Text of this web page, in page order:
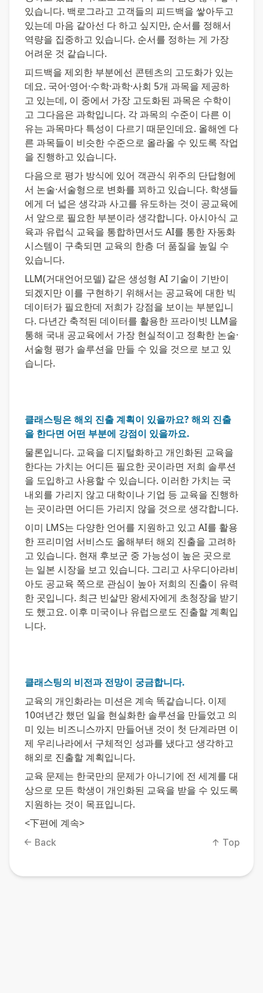
있습니다. 백로그라고 고객들의 피드백을 쌓아두고
있는데 마음 같아선 다 하고 싶지만, 순서를 정해서
역량을 집중하고 있습니다. 순서를 정하는 게 가장
어려운 것 같습니다.
피드백을 제외한 부분에선 콘텐츠의 고도화가 있는
데요. 국어·영어·수학·과학·사회 5개 과목을 제공하
고 있는데, 이 중에서 가장 고도화된 과목은 수학이
고 그다음은 과학입니다. 각 과목의 수준이 다른 이
유는 과목마다 특성이 다르기 때문인데요. 올해엔 다
른 과목들이 비슷한 수준으로 올라올 수 있도록 작업
을 진행하고 있습니다.
다음으로 평가 방식에 있어 객관식 위주의 단답형에
서 논술·서술형으로 변화를 꾀하고 있습니다. 학생들
에게 더 넓은 생각과 사고를 유도하는 것이 공교육에
서 앞으로 필요한 부분이라 생각합니다. 아시아식 교
육과 유럽식 교육을 통합하면서도 AI를 통한 자동화
시스템이 구축되면 교육의 한층 더 품질을 높일 수
있습니다.
LLM(거대언어모델) 같은 생성형 AI 기술이 기반이
되겠지만 이를 구현하기 위해서는 공교육에 대한 빅
데이터가 필요한데 저희가 강점을 보이는 부분입니
다. 다년간 축적된 데이터를 활용한 프라이빗 LLM을
통해 국내 공교육에서 가장 현실적이고 정확한 논술·
서술형 평가 솔루션을 만들 수 있을 것으로 보고 있
습니다.
클래스팅은 해외 진출 계획이 있을까요? 해외 진출
을 한다면 어떤 부분에 강점이 있을까요.
물론입니다. 교육을 디지털화하고 개인화된 교육을
한다는 가치는 어디든 필요한 곳이라면 저희 솔루션
을 도입하고 사용할 수 있습니다. 이러한 가치는 국
내외를 가리지 않고 대학이나 기업 등 교육을 진행하
는 곳이라면 어디든 가리지 않을 것으로 생각합니다.
이미 LMS는 다양한 언어를 지원하고 있고 AI를 활용
한 프리미엄 서비스도 올해부터 해외 진출을 고려하
고 있습니다. 현재 후보군 중 가능성이 높은 곳으로
는 일본 시장을 보고 있습니다. 그리고 사우디아라비
아도 공교육 쪽으로 관심이 높아 저희의 진출이 유력
한 곳입니다. 최근 빈살만 왕세자에게 초청장을 받기
도 했고요. 이후 미국이나 유럽으로도 진출할 계획입
니다.
클래스팅의 비전과 전망이 궁금합니다.
교육의 개인화라는 미션은 계속 똑같습니다. 이제
10여년간 했던 일을 현실화한 솔루션을 만들었고 의
미 있는 비즈니스까지 만들어낸 것이 첫 단계라면 이
제 우리나라에서 구체적인 성과를 냈다고 생각하고
해외로 진출할 계획입니다.
교육 문제는 한국만의 문제가 아니기에 전 세계를 대
상으로 모든 학생이 개인화된 교육을 받을 수 있도록
지원하는 것이 목표입니다.
<下편에 계속>
← Back ↑ Top